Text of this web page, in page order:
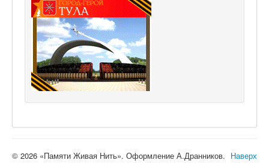
Наверх
© 2026 «Памяти Живая Нить». Оформление А.Дранников.